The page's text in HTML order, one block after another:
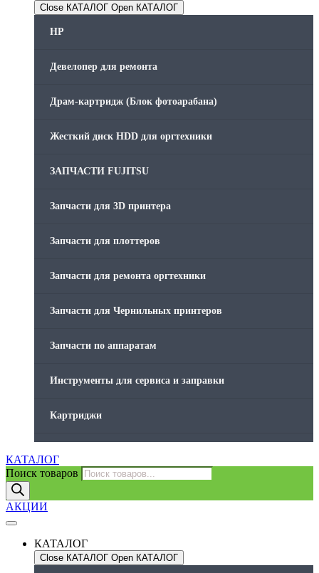
Close КАТАЛОГ Open КАТАЛОГ
HP
Девелопер для ремонта
Драм-картридж (Блок фотоарабана)
Жесткий диск HDD для оргтехники
ЗАПЧАСТИ FUJITSU
Запчасти для 3D принтера
Запчасти для плоттеров
Запчасти для ремонта оргтехники
Запчасти для Чернильных принтеров
Запчасти по аппаратам
Инструменты для сервиса и заправки
Картриджи
Печатающая головка для принтера
КАТАЛОГ
Поиск товаров
АКЦИИ
КАТАЛОГ
Close КАТАЛОГ Open КАТАЛОГ